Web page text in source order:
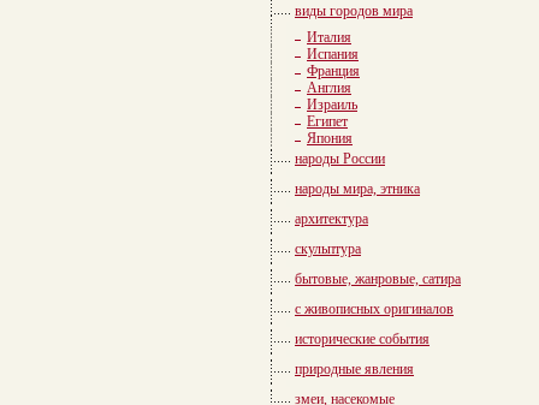
виды городов мира
Италия
Испания
Франция
Англия
Израиль
Египет
Япония
народы России
народы мира, этника
архитектура
скульптура
бытовые, жанровые, сатира
с живописных оригиналов
исторические события
природные явления
змеи, насекомые